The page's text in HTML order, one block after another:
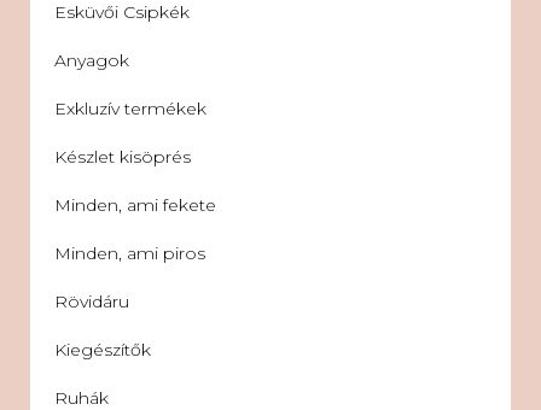
Esküvői Csipkék
Anyagok
Exkluzív termékek
Készlet kisöprés
Minden, ami fekete
Minden, ami piros
Rövidáru
Kiegészítők
Ruhák